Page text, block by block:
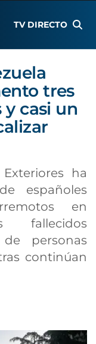
TV DIRECTO
tres
y casi un
ha
españoles
en
fallecidos
personas
continúan